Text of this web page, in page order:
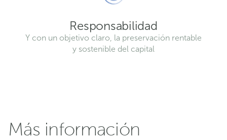
Responsabilidad
Y con un objetivo claro, la preservación rentable
y sostenible del capital
Más información